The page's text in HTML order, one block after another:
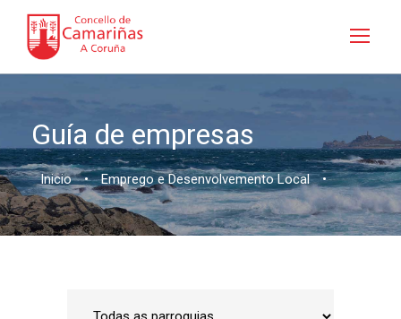
Guía de empresas
Inicio • Emprego e Desenvolvemento Local •